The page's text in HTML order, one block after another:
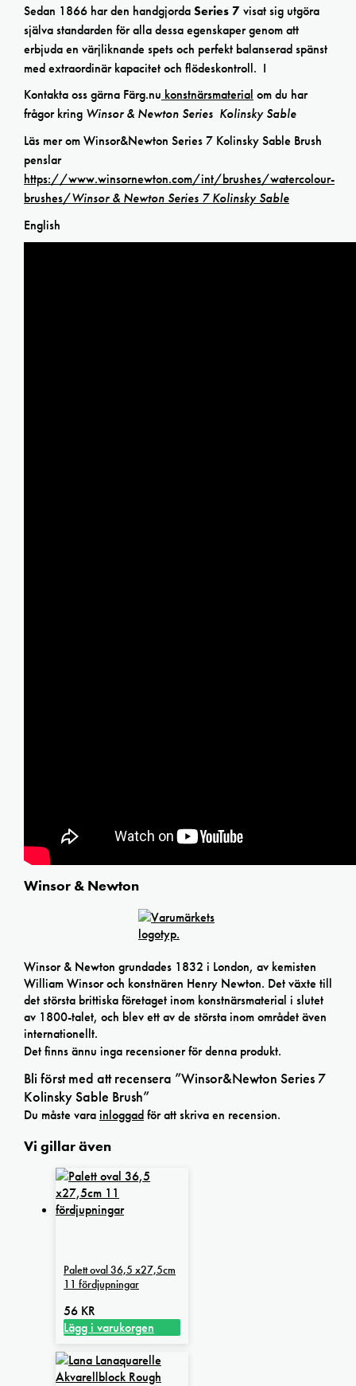
Sedan 1866 har den handgjordaSeries 7visat sig utgöra
själva standarden för alla dessa egenskaper genom att
erbjuda en värjliknande spets och perfekt balanserad spänst
med extraordinär kapacitet och flödeskontroll. I
Kontakta oss gärna Färg.nu konstnärsmaterial om du har
frågor kring Winsor & Newton Series Kolinsky Sable
Läs mer om Winsor&Newton Series 7 Kolinsky Sable Brush
penslar
https://www.winsornewton.com/int/brushes/watercolour-
brushes/Winsor & Newton Series 7 Kolinsky Sable
English
Winsor & Newton
Winsor & Newton grundades 1832 i London, av kemisten
William Winsor och konstnären Henry Newton. Det växte till
det största brittiska företaget inom konstnärsmaterial i slutet
av 1800-talet, och blev ett av de största inom området även
internationellt.
Det finns ännu inga recensioner för denna produkt.
Bli först med att recensera ”Winsor&Newton Series 7
Kolinsky Sable Brush”
Du måste varainloggadför att skriva en recension.
Vi gillar även
Palett oval 36,5 x27,5cm
11 fördjupningar
56 KR
Lägg i varukorgen